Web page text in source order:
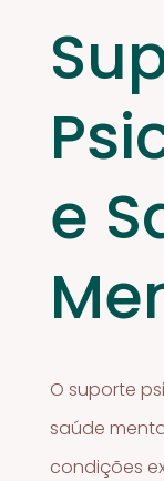
e
O suporte
saúde
condições